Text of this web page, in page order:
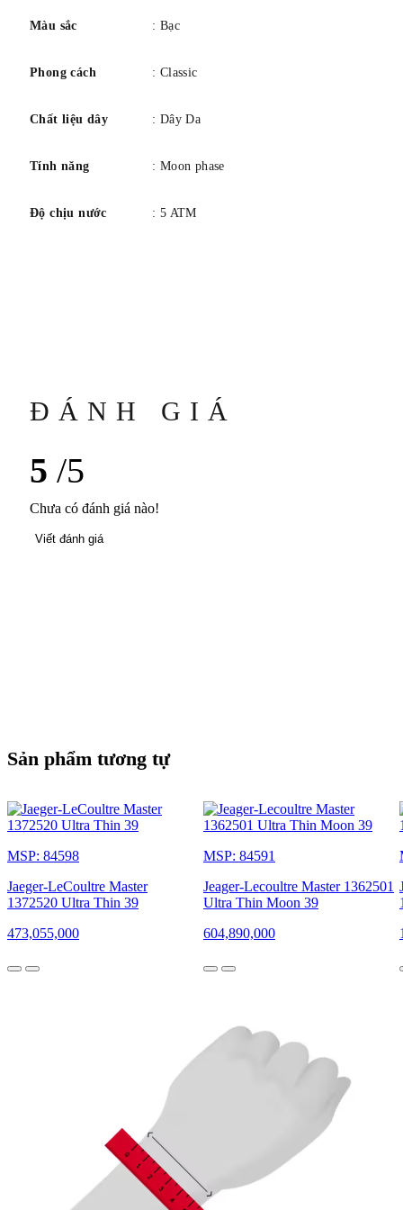
giúp thay đổi dây đeo dễ dàng. Chiều dài dây tiêu chuẩn ở
rộng càng nối dây: 21mm. Khóa gập đôi. Thép không gỉ.
Màu sắc : Bạc
Phong cách : Classic
Chất liệu dây : Dây Da
Tính năng : Moon phase
Độ chịu nước : 5 ATM
ĐÁNH GIÁ
5 /5
Chưa có đánh giá nào!
Viết đánh giá
Sản phẩm tương tự
MSP: 84598
Jaeger-LeCoultre Master
1372520 Ultra Thin 39
473,055,000
MSP: 84591
Jeager-Lecoultre Master 1362501
Ultra Thin Moon 39
604,890,000